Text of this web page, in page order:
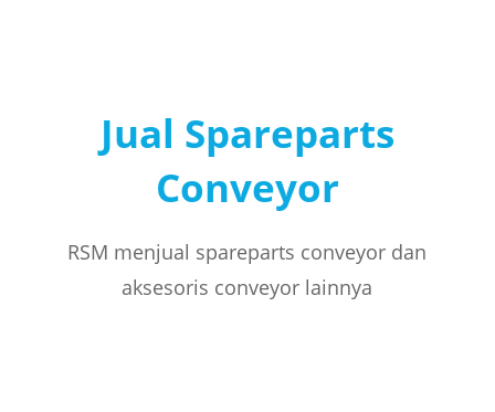
Jual Spareparts
Conveyor
RSM menjual spareparts conveyor dan
aksesoris conveyor lainnya